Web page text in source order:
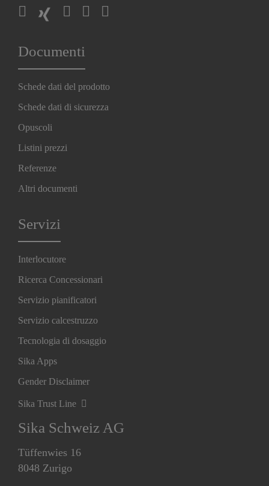
Documenti
Schede dati del prodotto
Schede dati di sicurezza
Opuscoli
Listini prezzi
Referenze
Altri documenti
Servizi
Interlocutore
Ricerca Concessionari
Servizio pianificatori
Servizio calcestruzzo
Tecnologia di dosaggio
Sika Apps
Gender Disclaimer
Sika Trust Line
Sika Schweiz AG
Tüffenwies 16
8048 Zurigo